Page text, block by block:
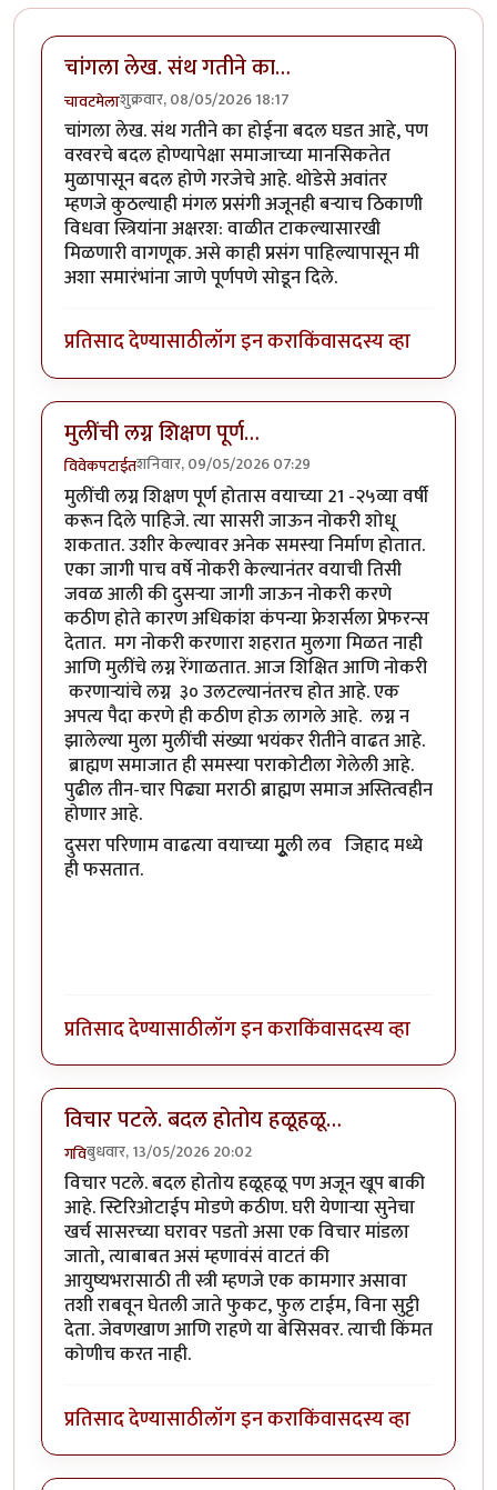
चांगला लेख. संथ गतीने का…
चावटमेलाशुक्रवार, 08/05/2026 18:17
चांगला लेख. संथ गतीने का होईना बदल घडत आहे, पण
वरवरचे बदल होण्यापेक्षा समाजाच्या मानसिकतेत
मुळापासून बदल होणे गरजेचे आहे. थोडेसे अवांतर
म्हणजे कुठल्याही मंगल प्रसंगी अजूनही बऱ्याच ठिकाणी
विधवा स्त्रियांना अक्षरश: वाळीत टाकल्यासारखी
मिळणारी वागणूक. असे काही प्रसंग पाहिल्यापासून मी
अशा समारंभांना जाणे पूर्णपणे सोडून दिले.
प्रतिसाद देण्यासाठीलॉग इन कराकिंवासदस्य व्हा
मुलींची लग्न शिक्षण पूर्ण…
विवेकपटाईतशनिवार, 09/05/2026 07:29
मुलींची लग्न शिक्षण पूर्ण होतास वयाच्या 21 -२५व्या वर्षी
करून दिले पाहिजे. त्या सासरी जाऊन नोकरी शोधू
शकतात. उशीर केल्यावर अनेक समस्या निर्माण होतात.
एका जागी पाच वर्षे नोकरी केल्यानंतर वयाची तिसी
जवळ आली की दुसऱ्या जागी जाऊन नोकरी करणे
कठीण होते कारण अधिकांश कंपन्या फ्रेशर्सला प्रेफरन्स
देतात. मग नोकरी करणारा शहरात मुलगा मिळत नाही
आणि मुलींचे लग्न रेंगाळतात. आज शिक्षित आणि नोकरी
करणाऱ्यांचे लग्न ३० उलटल्यानंतरच होत आहे. एक
अपत्य पैदा करणे ही कठीण होऊ लागले आहे. लग्न न
झालेल्या मुला मुलींची संख्या भयंकर रीतीने वाढत आहे.
ब्राह्मण समाजात ही समस्या पराकोटीला गेलेली आहे.
पुढील तीन-चार पिढ्या मराठी ब्राह्मण समाज अस्तित्वहीन
होणार आहे.
दुसरा परिणाम वाढत्या वयाच्या मूुली लव जिहाद मध्ये
ही फसतात.
प्रतिसाद देण्यासाठीलॉग इन कराकिंवासदस्य व्हा
विचार पटले. बदल होतोय हळूहळू…
गविबुधवार, 13/05/2026 20:02
विचार पटले. बदल होतोय हळूहळू पण अजून खूप बाकी
आहे. स्टिरिओटाईप मोडणे कठीण. घरी येणाऱ्या सुनेचा
खर्च सासरच्या घरावर पडतो असा एक विचार मांडला
जातो, त्याबाबत असं म्हणावंसं वाटतं की
आयुष्यभरासाठी ती स्त्री म्हणजे एक कामगार असावा
तशी राबवून घेतली जाते फुकट, फुल टाईम, विना सुट्टी
देता. जेवणखाण आणि राहणे या बेसिसवर. त्याची किंमत
कोणीच करत नाही.
प्रतिसाद देण्यासाठीलॉग इन कराकिंवासदस्य व्हा